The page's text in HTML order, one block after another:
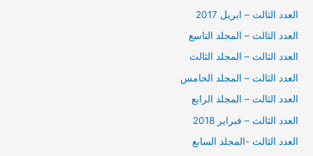
العدد الثالث – ابريل 2017
العدد الثالث – المجلد التاسع
العدد الثالث – المجلد الثالث
العدد الثالث – المجلد الخامس
العدد الثالث – المجلد الرابع
العدد الثالث – فبراير 2018
العدد الثالث -المجلد السابع